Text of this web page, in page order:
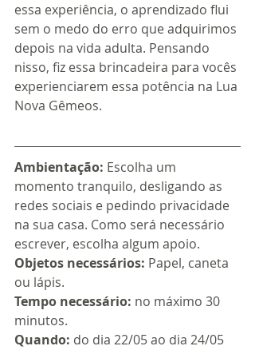
essa experiência, o aprendizado flui
sem o medo do erro que adquirimos
depois na vida adulta. Pensando
nisso, fiz essa brincadeira para vocês
experienciarem essa potência na Lua
Nova Gêmeos.
Ambientação: Escolha um
momento tranquilo, desligando as
redes sociais e pedindo privacidade
na sua casa. Como será necessário
escrever, escolha algum apoio.
Objetos necessários: Papel, caneta
ou lápis.
Tempo necessário: no máximo 30
minutos.
Quando: do dia 22/05 ao dia 24/05